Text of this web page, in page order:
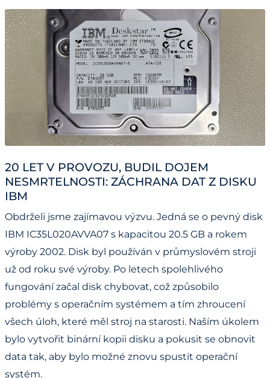
20 LET V PROVOZU, BUDIL DOJEM
NESMRTELNOSTI: ZÁCHRANA DAT Z DISKU
IBM
Obdrželi jsme zajímavou výzvu. Jedná se o pevný disk
IBM IC35L020AVVA07 s kapacitou 20.5 GB a rokem
výroby 2002. Disk byl používán v průmyslovém stroji
už od roku své výroby. Po letech spolehlivého
fungování začal disk chybovat, což způsobilo
problémy s operačním systémem a tím zhroucení
všech úloh, které měl stroj na starosti. Naším úkolem
bylo vytvořit binární kopii disku a pokusit se obnovit
data tak, aby bylo možné znovu spustit operační
systém.